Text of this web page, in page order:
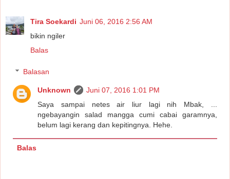
Tira Soekardi Juni 06, 2016 2:56 AM
bikin ngiler
Balas
Balasan
Unknown
Juni 07, 2016 1:01 PM
Saya sampai netes air liur lagi nih Mbak, ...
ngebayangin salad mangga cumi cabai garamnya,
belum lagi kerang dan kepitingnya. Hehe.
Balas